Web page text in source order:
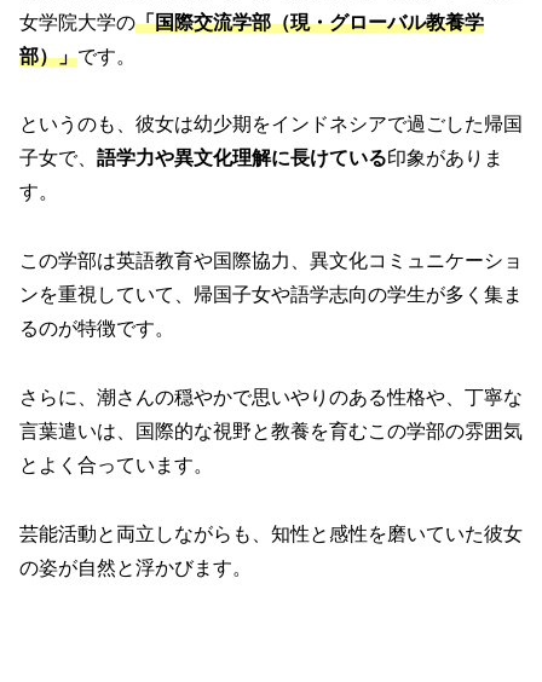
女学院大学の「国際交流学部（現・グローバル教養学
部）」です。
というのも、彼女は幼少期をインドネシアで過ごした帰国
子女で、 語学力や異文化理解に長けている印象がありま
す。
この学部は英語教育や国際協力、異文化コミュニケーショ
ンを重視していて、帰国子女や語学志向の学生が多く集ま
るのが特徴です。
さらに、潮さんの穏やかで思いやりのある性格や、丁寧な
言葉遣いは、国際的な視野と教養を育むこの学部の雰囲気
とよく合っています。
芸能活動と両立しながらも、知性と感性を磨いていた彼女
の姿が自然と浮かびます。